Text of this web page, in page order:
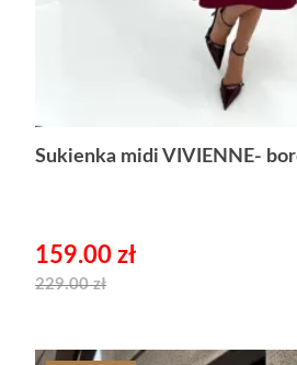
Sukienka midi VIVIENNE-
229.00zł
159.00 zł